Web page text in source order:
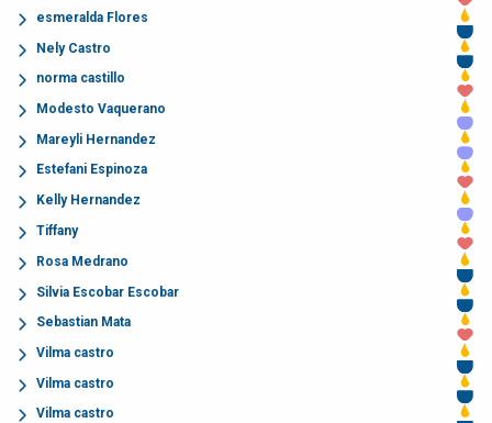
esmeralda Flores
Nely Castro
norma castillo
Modesto Vaquerano
Mareyli Hernandez
Estefani Espinoza
Kelly Hernandez
Tiffany
Rosa Medrano
Silvia Escobar Escobar
Sebastian Mata
Vilma castro
Vilma castro
Vilma castro